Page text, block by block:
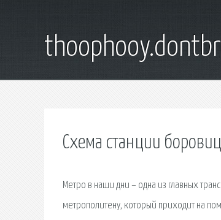
Схема станции
Метро в наши дни – одна из главных
метрополитену, который приходит на